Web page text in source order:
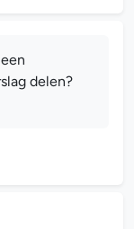
delen?